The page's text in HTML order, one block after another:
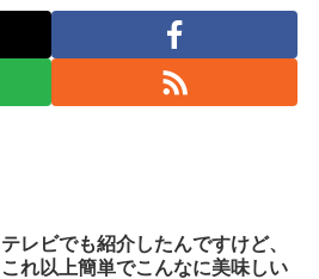
テレビでも紹介したんですけど、
これ以上簡単でこんなに美味しい